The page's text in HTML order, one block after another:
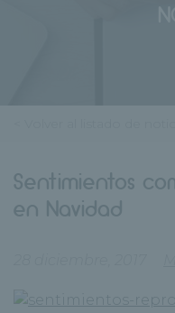
Sentimientos
en Navidad